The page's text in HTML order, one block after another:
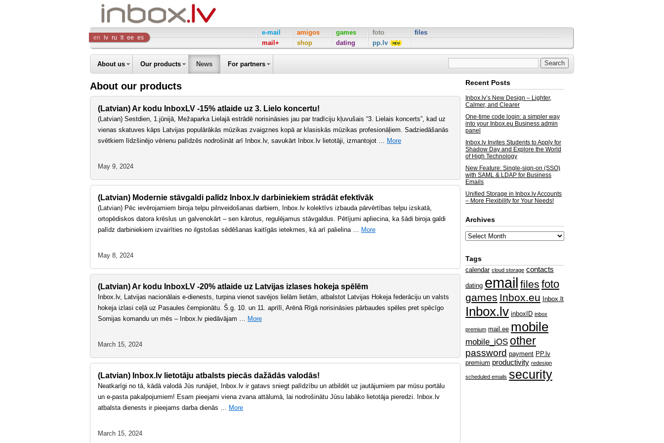
Inbox
Company
en lv ru lt ee es
e-mail
mail+
amigos
shop
games
dating
foto
pp.lv
files
About us Our products News For partners
About our products
(Latvian) Ar kodu InboxLV -15% atlaide uz 3. Lielo koncertu!
(Latvian) Sestdien, 1.jūnijā, Mežaparka Lielajā estrādē norisināsies jau par tradīciju kļuvušais “3. Lielais koncerts”, kad uz
vienas skatuves kāps Latvijas populārākās mūzikas zvaigznes kopā ar klasiskās mūzikas profesionāļiem. Sadziedāšanās
svētkiem līdzšinējo vērienu palīdzēs nodrošināt arī Inbox.lv, savukārt Inbox.lv lietotāji, izmantojot … More
May 9, 2024
(Latvian) Modernie stāvgaldi palīdz Inbox.lv darbiniekiem strādāt efektīvāk
(Latvian) Pēc ievērojamiem biroja telpu pilnveidošanas darbiem, Inbox.lv kolektīvs izbauda pārvērtības telpu izskatā,
ortopēdiskos datora krēslus un galvenokārt – sen kārotus, regulējamus stāvgaldus. Pētījumi apliecina, ka šādi biroja galdi
palīdz darbiniekiem izvairīties no ilgstošas sēdēšanas kaitīgās ietekmes, kā arī palielina … More
May 8, 2024
(Latvian) Ar kodu InboxLV -20% atlaide uz Latvijas izlases hokeja spēlēm
Inbox.lv, Latvijas nacionālais e-dienests, turpina vienot savējos lielām lietām, atbalstot Latvijas Hokeja federāciju un valsts
hokeja izlasi ceļā uz Pasaules čempionātu. Š.g. 10. un 11. aprīlī, Arēnā Rīgā norisināsies pārbaudes spēles pret spēcīgo
Somijas komandu un mēs – Inbox.lv piedāvājam … More
March 15, 2024
(Latvian) Inbox.lv lietotāju atbalsts piecās dažādās valodās!
Neatkarīgi no tā, kādā valodā Jūs runājiet, Inbox.lv ir gatavs sniegt palīdzību un atbildēt uz jautājumiem par mūsu portālu
un e-pasta pakalpojumiem! Esam pieejami viena zvana attālumā, lai nodrošinātu Jūsu labāko lietotāja pieredzi. Inbox.lv
atbalsta dienests ir pieejams darba dienās … More
March 15, 2024
Recent Posts
Inbox.lv’s New Design – Lighter,
Calmer, and Clearer
One-time code login: a simpler way
into your Inbox.eu Business admin
panel
Inbox.lv Invites Students to Apply for
Shadow Day and Explore the World
of High Technology
New Feature: Single-sign-on (SSO)
with SAML & LDAP for Business
Emails
Unified Storage in Inbox.lv Accounts
– More Flexibility for Your Needs!
Archives
Tags
calendar cloud storage contacts
dating email files foto
games Inbox.eu Inbox.lt
Inbox.lv inboxID inbox
premium mail.ee mobile
mobile_iOS other
password payment PP.lv
premium productivity redesign
scheduled emails security